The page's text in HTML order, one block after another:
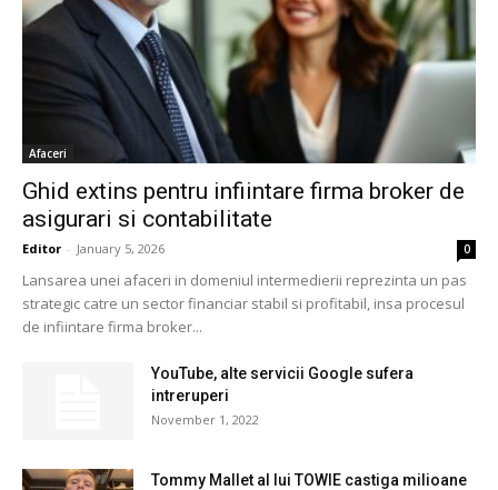
Afaceri
Ghid extins pentru infiintare firma broker de
asigurari si contabilitate
Editor - January 5, 2026 0
Lansarea unei afaceri in domeniul intermedierii reprezinta un pas
strategic catre un sector financiar stabil si profitabil, insa procesul
de infiintare firma broker...
YouTube, alte servicii Google sufera
intreruperi
November 1, 2022
Tommy Mallet al lui TOWIE castiga milioane